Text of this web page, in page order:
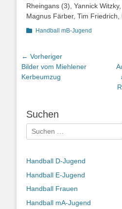
Rheingans (3), Yannick
Magnus Färber, Tim Friedrich,
Kategorien
Handball mB-Jugend
Beitragsnavigation
← Vorheriger
Vorheriger
Beitrag:
Bilder vom Miehlener
Kerbeumzug
Suchen
Suchen
nach:
Handball D-Jugend
Handball E-Jugend
Handball Frauen
Handball mA-Jugend